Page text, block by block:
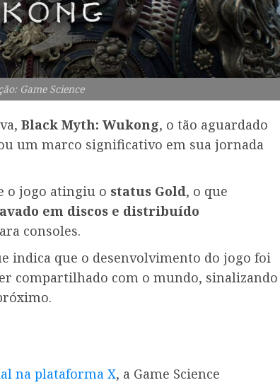
Game Science
Black Myth: Wukong, o tão aguardado
um marco significativo em sua jornada
o jogo atingiu o status Gold, o que
em discos e distribuído
consoles.
indica que o desenvolvimento do jogo foi
compartilhado com o mundo, sinalizando
na plataforma X, a Game Science